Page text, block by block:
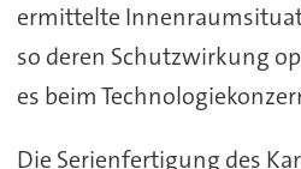
ermittelte
so deren Schutzwirkung
es beim
Die Serienfertigung des